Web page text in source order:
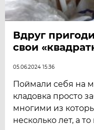
Вдруг
свои
05.06.2024 15:36
Поймали себя на
кладовка просто
многими из
несколько лет, а